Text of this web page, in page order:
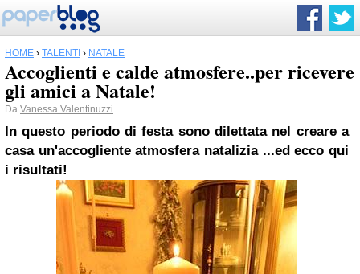
HOME › TALENTI › NATALE
Accoglienti e calde atmosfere..per ricevere
gli amici a Natale!
Da Vanessa Valentinuzzi
In questo periodo di festa sono dilettata nel creare a
casa un'accogliente atmosfera natalizia ...ed ecco qui
i risultati!